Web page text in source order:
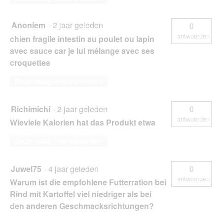
Anoniem · 2 jaar geleden
chien fragile intestin au poulet ou lapin
avec sauce car je lui mélange avec ses
croquettes
0
antwoorden
Richimichi · 2 jaar geleden
Wieviele Kalorien hat das Produkt etwa
0
antwoorden
Juwel75 · 4 jaar geleden
Warum ist die empfohlene Futterration bei
Rind mit Kartoffel viel niedriger als bei
den anderen Geschmacksrichtungen?
0
antwoorden